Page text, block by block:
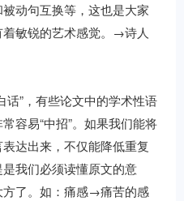
动句互换等，这也是大家
敏锐的艺术感觉。→诗人
话”，有些论文中的学术性语
容易“中招”。如果我们能将
达出来，不仅能降低重复
我们必须读懂原文的意
方了。如：痛感→痛苦的感